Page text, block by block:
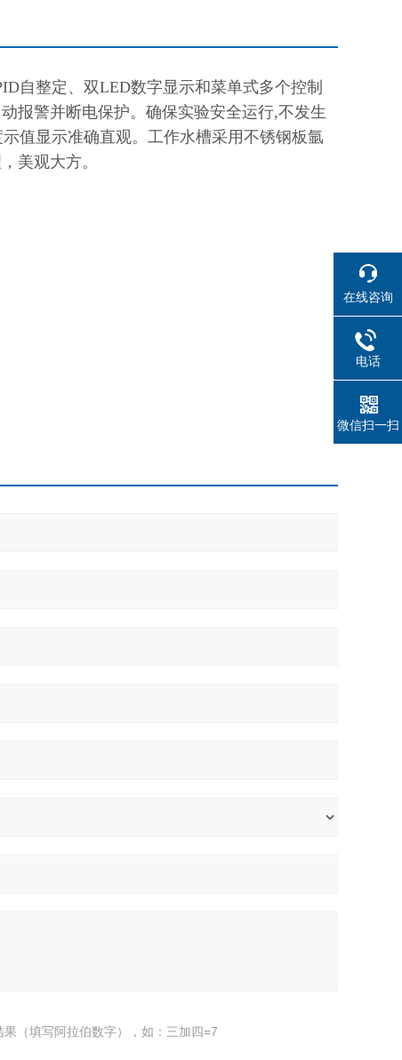
自整定、双LED数字显示和菜单式多个控制
报警并断电保护。确保实验安全运行,不发生
值显示准确直观。 工作水槽采用不锈钢板氩
美观大方。
果（填写阿拉伯数字），如：三加四=7
在线咨询
电话
微信扫一扫